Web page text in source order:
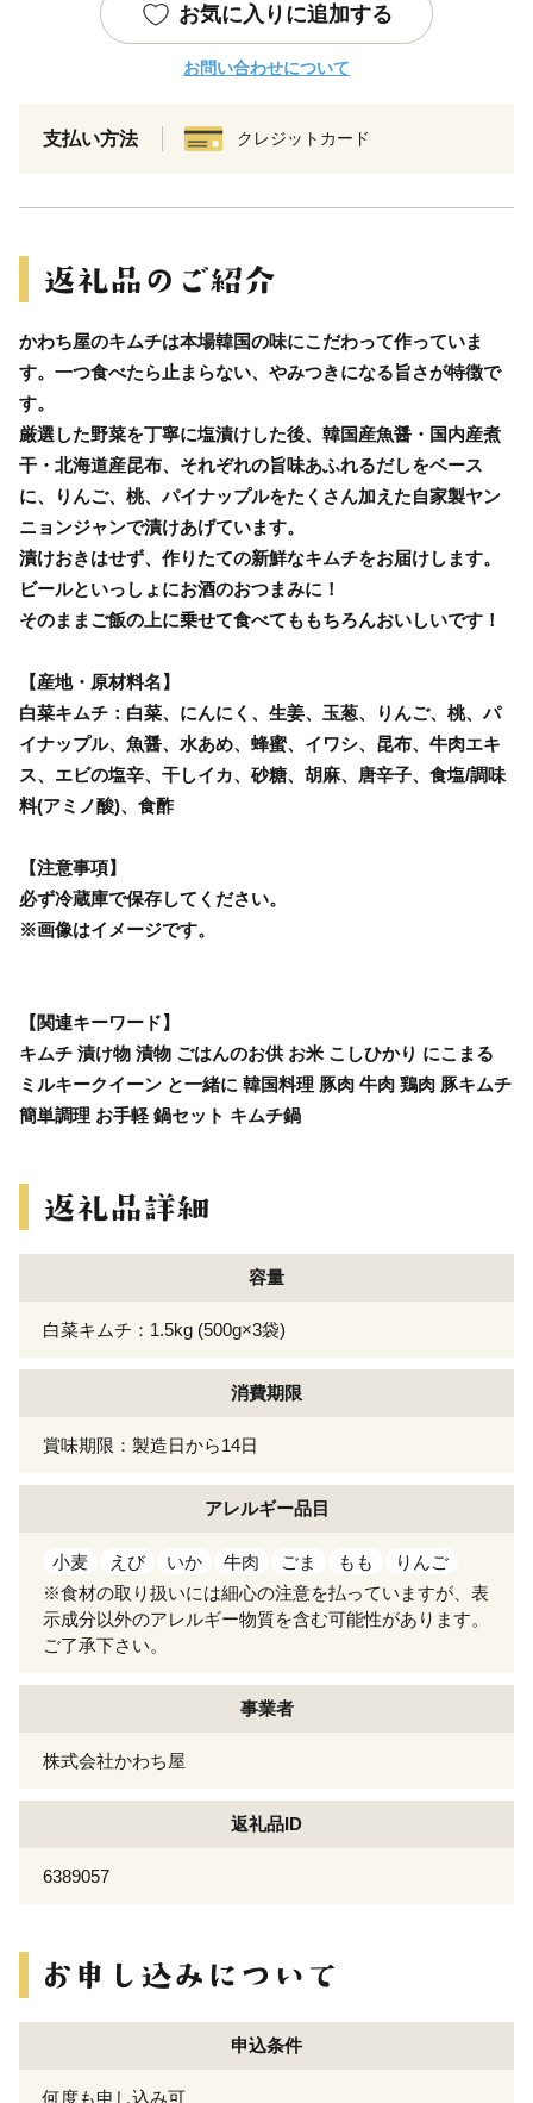
お気に入りに追加する
お問い合わせについて
支払い方法 クレジットカード
かわち屋のキムチは本場韓国の味にこだわって作っていま
す。一つ食べたら止まらない、やみつきになる旨さが特徴で
す。
厳選した野菜を丁寧に塩漬けした後、韓国産魚醤・国内産煮
干・北海道産昆布、それぞれの旨味あふれるだしをベース
に、りんご、桃、パイナップルをたくさん加えた自家製ヤン
ニョンジャンで漬けあげています。
漬けおきはせず、作りたての新鮮なキムチをお届けします。
ビールといっしょにお酒のおつまみに！
そのままご飯の上に乗せて食べてももちろんおいしいです！
【産地・原材料名】
白菜キムチ：白菜、にんにく、生姜、玉葱、りんご、桃、パ
イナップル、魚醤、水あめ、蜂蜜、イワシ、昆布、牛肉エキ
ス、エビの塩辛、干しイカ、砂糖、胡麻、唐辛子、食塩/調味
料(アミノ酸)、食酢
【注意事項】
必ず冷蔵庫で保存してください。
※画像はイメージです。
【関連キーワード】
キムチ 漬け物 漬物 ごはんのお供 お米 こしひかり にこまる
ミルキークイーン と一緒に 韓国料理 豚肉 牛肉 鶏肉 豚キムチ
簡単調理 お手軽 鍋セット キムチ鍋
容量
白菜キムチ：1.5kg (500g×3袋)
消費期限
賞味期限：製造日から14日
アレルギー品目
小麦 えび いか 牛肉 ごま もも
りんご
※食材の取り扱いには細心の注意を払っていますが、表
示成分以外のアレルギー物質を含む可能性があります。
ご了承下さい。
事業者
株式会社かわち屋
返礼品ID
6389057
申込条件
何度も申し込み可